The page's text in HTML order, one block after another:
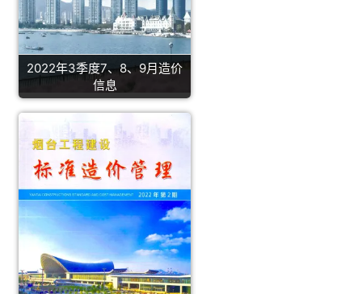
2022年3季度7、8、9月造价
信息